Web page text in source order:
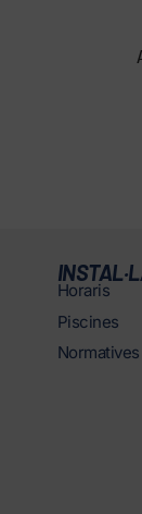
Horaris
Piscines
Normatives